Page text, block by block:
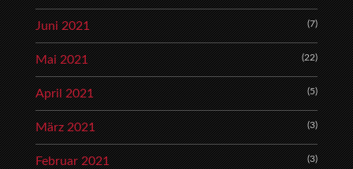
Juni 2021 (7)
Mai 2021 (22)
April 2021 (5)
März 2021 (3)
Februar 2021 (3)